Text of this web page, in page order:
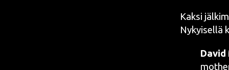
Kak­si
Nykyi­sel­lä
David